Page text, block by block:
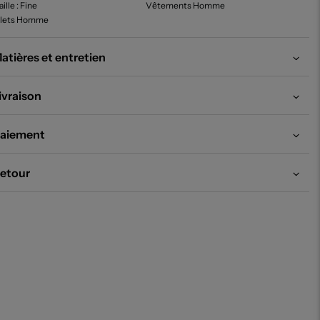
: Fine
Vêtements Homme
Homme
et entretien